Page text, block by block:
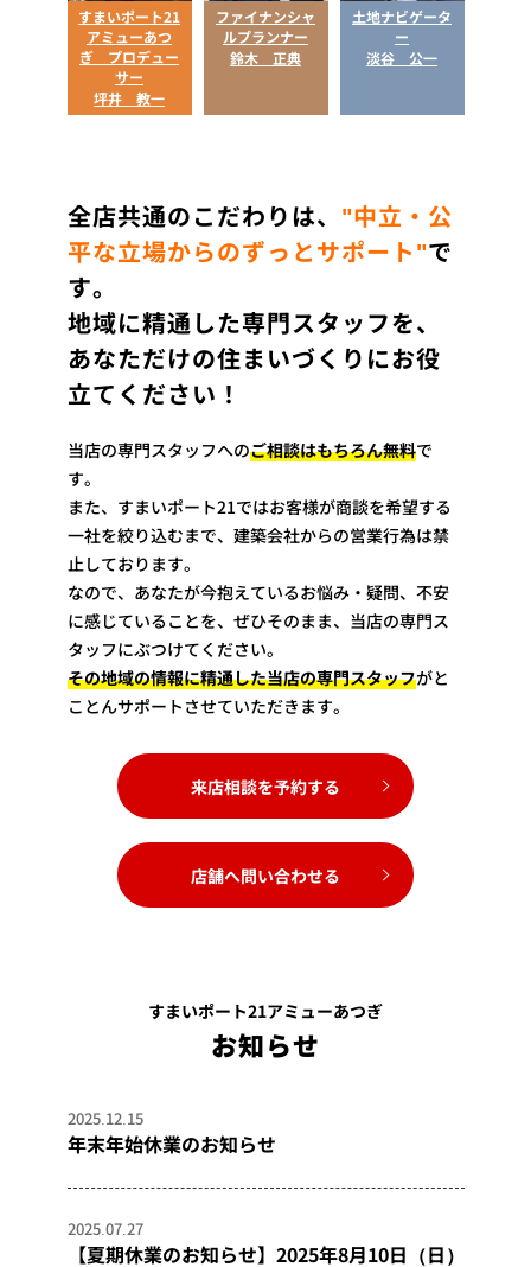
すまいポート21
アミューあつ
ぎ プロデュー
サー
坪井 教一
ファイナンシャ
ルプランナー
鈴木 正典
土地ナビゲータ
ー
淡谷 公一
全店共通のこだわりは、 "中立・公
平な立場からのずっとサポート"で
す。
地域に精通した専門スタッフを、
あなただけの住まいづくりにお役
立てください！
当店の専門スタッフへのご相談はもちろん無料で
す。
また、すまいポート21ではお客様が商談を希望する
一社を絞り込むまで、建築会社からの営業行為は禁
止しております。
なので、あなたが今抱えているお悩み・疑問、不安
に感じていることを、ぜひそのまま、当店の専門ス
タッフにぶつけてください。
その地域の情報に精通した当店の専門スタッフがと
ことんサポートさせていただきます。
来店相談を予約する
店舗へ問い合わせる
すまいポート21アミューあつぎ
お知らせ
2025.12.15
年末年始休業のお知らせ
2025.07.27
【夏期休業のお知らせ】2025年8月10日（日）